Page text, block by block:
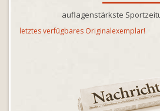
auflagenstärkste
letztes verfügbares Originalexemplar!